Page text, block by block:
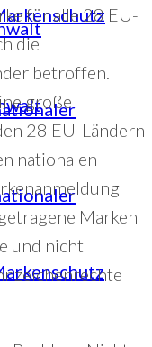
für alle 28 EU-
die
betroffen.
große
28 EU-Ländern
nationalen
Marken
und nicht